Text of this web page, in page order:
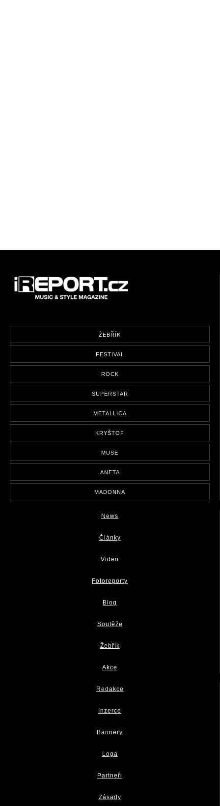
ŽEBŘÍK
FESTIVAL
ROCK
SUPERSTAR
METALLICA
KRYŠTOF
MUSE
ANETA
MADONNA
News
Články
Video
Fotoreporty
Blog
Soutěže
Žebřík
Akce
Redakce
Inzerce
Bannery
Loga
Partneři
Zásady